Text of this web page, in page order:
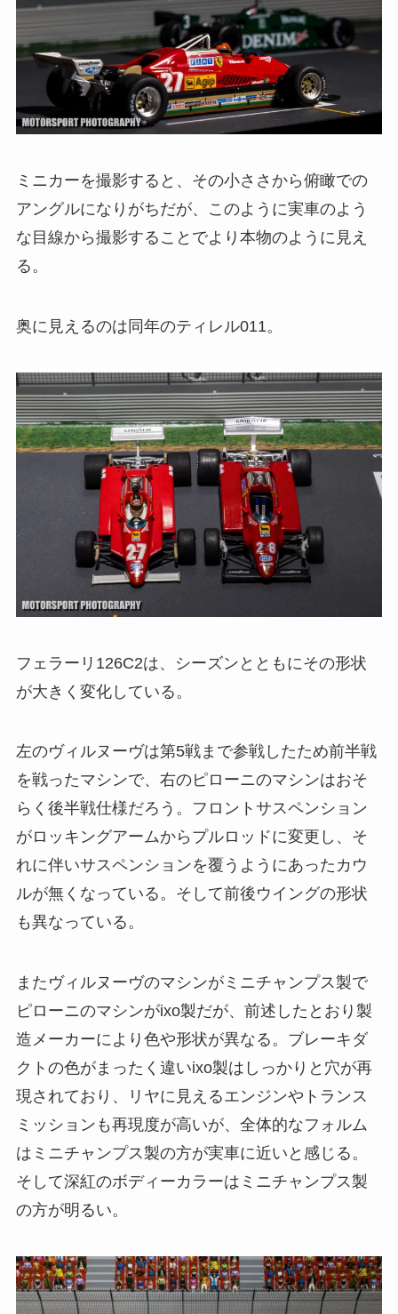
ミニカーを撮影すると、その小ささから俯瞰での
アングルになりがちだが、このように実車のよう
な目線から撮影することでより本物のように見え
る。
奥に見えるのは同年のティレル011。
フェラーリ126C2は、シーズンとともにその形状
が大きく変化している。
左のヴィルヌーヴは第5戦まで参戦したため前半戦
を戦ったマシンで、右のピローニのマシンはおそ
らく後半戦仕様だろう。フロントサスペンション
がロッキングアームからプルロッドに変更し、そ
れに伴いサスペンションを覆うようにあったカウ
ルが無くなっている。そして前後ウイングの形状
も異なっている。
またヴィルヌーヴのマシンがミニチャンプス製で
ピローニのマシンがixo製だが、前述したとおり製
造メーカーにより色や形状が異なる。ブレーキダ
クトの色がまったく違いixo製はしっかりと穴が再
現されており、リヤに見えるエンジンやトランス
ミッションも再現度が高いが、全体的なフォルム
はミニチャンプス製の方が実車に近いと感じる。
そして深紅のボディーカラーはミニチャンプス製
の方が明るい。